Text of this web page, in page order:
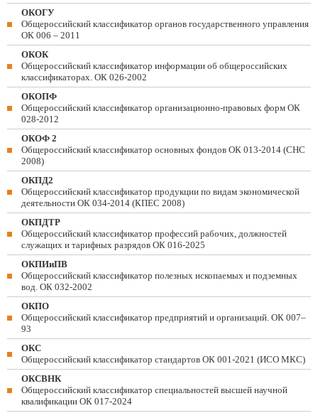
ОКОГУ
Общероссийский классификатор органов государственного управления
ОК 006 – 2011
ОКОК
Общероссийский классификатор информации об общероссийских
классификаторах. ОК 026-2002
ОКОПФ
Общероссийский классификатор организационно-правовых форм ОК
028-2012
ОКОФ 2
Общероссийский классификатор основных фондов ОК 013-2014 (СНС
2008)
ОКПД2
Общероссийский классификатор продукции по видам экономической
деятельности ОК 034-2014 (КПЕС 2008)
ОКПДТР
Общероссийский классификатор профессий рабочих, должностей
служащих и тарифных разрядов ОК 016-2025
ОКПИиПВ
Общероссийский классификатор полезных ископаемых и подземных
вод. ОК 032-2002
ОКПО
Общероссийский классификатор предприятий и организаций. ОК 007–
93
ОКС
Общероссийский классификатор стандартов ОК 001-2021 (ИСО МКС)
ОКСВНК
Общероссийский классификатор специальностей высшей научной
квалификации ОК 017-2024